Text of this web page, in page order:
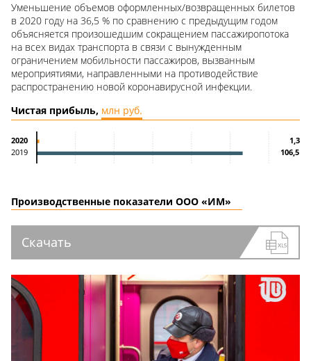
Уменьшение объемов оформленных/возвращенных билетов
в 2020 году на 36,5 % по сравнению с предыдущим годом
объясняется произошедшим сокращением пассажиропотока
на всех видах транспорта в связи с вынужденным
ограничением мобильности пассажиров, вызванным
мероприятиями, направленными на противодействие
распространению новой коронавирусной инфекции.
Чистая прибыль, млн руб.
2019
2020
106,5
1,3
Производственные показатели ООО «ИМ»
Скачать